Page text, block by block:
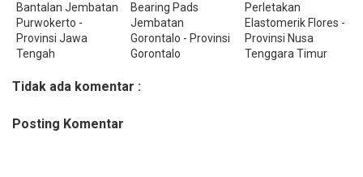
Bantalan Jembatan
Purwokerto -
Provinsi Jawa
Tengah
Bearing Pads
Jembatan
Gorontalo - Provinsi
Gorontalo
Perletakan
Elastomerik Flores -
Provinsi Nusa
Tenggara Timur
Tidak ada komentar :
Posting Komentar